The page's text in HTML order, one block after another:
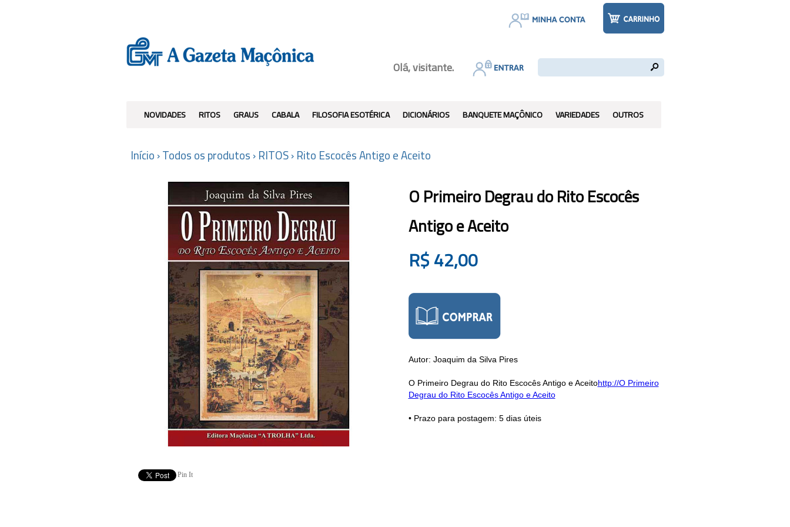
Olá, visitante. s
NOVIDADES RITOS GRAUS CABALA FILOSOFIA ESOTÉRICA DICIONÁRIOS BANQUETE MAÇÔNICO VARIEDADES OUTROS
Início›Todos os produtos›RITOS›Rito Escocês Antigo e Aceito
Pin It
O Primeiro Degrau do Rito Escocês
Antigo e Aceito
R$42,00
Autor: Joaquim da Silva Pires
O Primeiro Degrau do Rito Escocês Antigo e Aceitohttp://O Primeiro
Degrau do Rito Escocês Antigo e Aceito
• Prazo para postagem: 5 dias úteis